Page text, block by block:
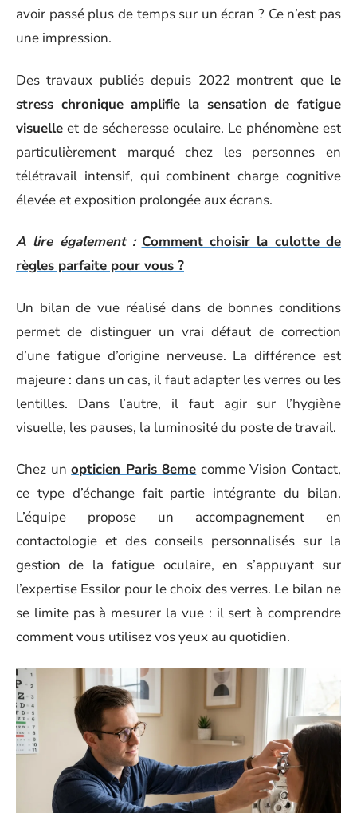
avoir passé plus de temps sur un écran ? Ce n’est pas
une impression.
Des travaux publiés depuis 2022 montrent que le
stress chronique amplifie la sensation de fatigue
visuelle et de sécheresse oculaire. Le phénomène est
particulièrement marqué chez les personnes en
télétravail intensif, qui combinent charge cognitive
élevée et exposition prolongée aux écrans.
A lire également : Comment choisir la culotte de
règles parfaite pour vous ?
Un bilan de vue réalisé dans de bonnes conditions
permet de distinguer un vrai défaut de correction
d’une fatigue d’origine nerveuse. La différence est
majeure : dans un cas, il faut adapter les verres ou les
lentilles. Dans l’autre, il faut agir sur l’hygiène
visuelle, les pauses, la luminosité du poste de travail.
Chez unopticien Paris 8eme comme Vision Contact,
ce type d’échange fait partie intégrante du bilan.
L’équipe propose un accompagnement en
contactologie et des conseils personnalisés sur la
gestion de la fatigue oculaire, en s’appuyant sur
l’expertise Essilor pour le choix des verres. Le bilan ne
se limite pas à mesurer la vue : il sert à comprendre
comment vous utilisez vos yeux au quotidien.